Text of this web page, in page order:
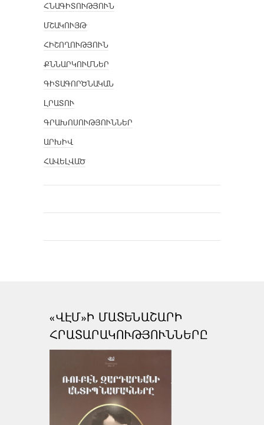
ՀՆԱԳԻՏՈՒԹՅՈՒՆ
ՄՇԱԿՈՒՅԹ
ՀԻՇՈՂՈՒԹՅՈՒՆ
ՔՆՆԱՐԿՈՒՄՆԵՐ
ԳԻՏԱԳՈՐԾՆԱԿԱՆ
ԼՐԱՏՈՒ
ԳՐԱԽՈՍՈՒԹՅՈՒՆՆԵՐ
ԱՐԽԻՎ
ՀԱՎԵԼՎԱԾ
«ՎԷՄ»Ի ՄԱՏԵՆԱՇԱՐԻ
ՀՐԱՏԱՐԱԿՈՒԹՅՈՒՆՆԵՐԸ